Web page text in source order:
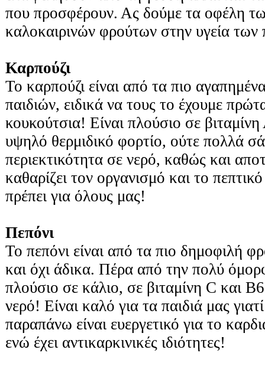
που προσφέρουν. Ας δούμε τα οφέλη
καλοκαιρινών φρούτων στην υγεία των
Καρπούζι
Το καρπούζι είναι από τα πιο
παιδιών, ειδικά να τους το έχουμε
κουκούτσια! Είναι πλούσιο σε
υψηλό θερμιδικό φορτίο, ούτε πολλά
περιεκτικότητα σε νερό, καθώς και
καθαρίζει τον οργανισμό και το
πρέπει για όλους μας!
Πεπόνι
Το πεπόνι είναι από τα πιο δημοφιλή
και όχι άδικα. Πέρα από την πολύ
πλούσιο σε κάλιο, σε βιταμίνη C και
νερό! Είναι καλό για τα παιδιά μας
παραπάνω είναι ευεργετικό για το
ενώ έχει αντικαρκινικές ιδιότητες!